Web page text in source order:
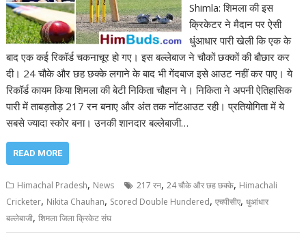
Shimla: शिमला की इस
क्रिकेटर ने मैदान पर ऐसी
धुंआधार पारी खेली कि एक के
बाद एक कई रिकॉर्ड चकनाचूर हो गए। इस बल्लेबाज ने चौकों छक्कों की बौछार कर
दी। 24 चौके और छह छक्के लगाने के बाद भी गेंदबाज इसे आउट नहीं कर पाए। ये
रिकॉर्ड कायम किया शिमला की बेटी निकिता चौहान ने। निकिता ने अपनी ऐतिहासिक
पारी में ताबड़तोड़ 217 रन बनाए और अंत तक नॉटआउट रही। प्रतियोगिता में ये
सबसे ज्यादा स्कोर बना। उनकी शानदार बल्लेबाजी…
READ MORE
Himachal Pradesh, News 217 रन,24 चौके और छह छक्के, Himachali
Cricketer, Nikita Chauhan, Scored Double Hundered,एचपीसीए,धुआंधार
बल्लेबाजी,शिमला जिला क्रिकेट संघ